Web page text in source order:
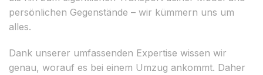
persönlichen Gegenstände – wir kümmern uns um
alles.
Dank unserer umfassenden Expertise wissen wir
genau, worauf es bei einem Umzug ankommt. Daher